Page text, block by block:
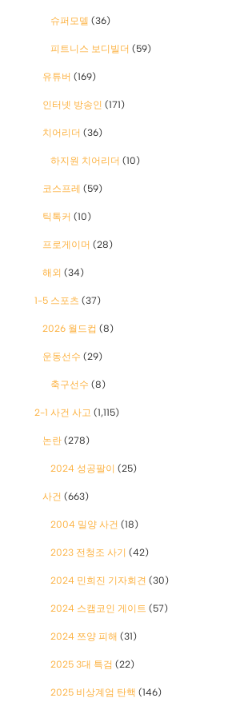
슈퍼모델 (36)
피트니스 보디빌더 (59)
유튜버 (169)
인터넷 방송인 (171)
치어리더 (36)
하지원 치어리더 (10)
코스프레 (59)
틱톡커 (10)
프로게이머 (28)
해외 (34)
1-5 스포츠 (37)
2026 월드컵 (8)
운동선수 (29)
축구선수 (8)
2-1 사건 사고 (1,115)
논란 (278)
2024 성공팔이 (25)
사건 (663)
2004 밀양 사건 (18)
2023 전청조 사기 (42)
2024 민희진 기자회견 (30)
2024 스캠코인 게이트 (57)
2024 쯔양 피해 (31)
2025 3대 특검 (22)
2025 비상계엄 탄핵 (146)